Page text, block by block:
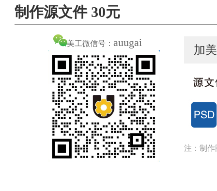
制作源文件 30元
美工微信号： auugai
加
注：制作